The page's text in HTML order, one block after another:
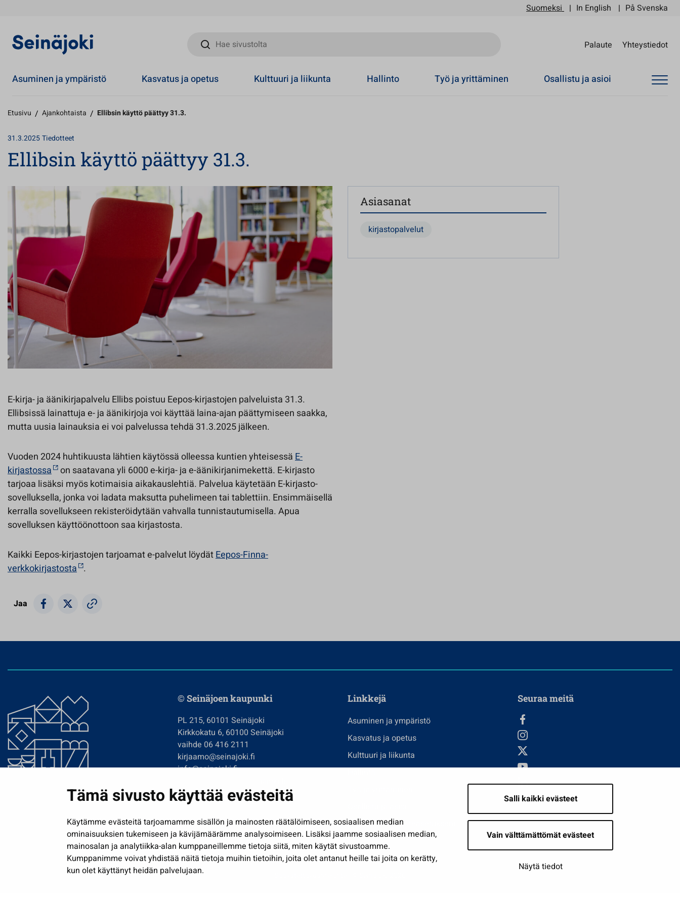
Tämä sivusto käyttää evästeitä
Käytämme evästeitä tarjoamamme sisällön ja mainosten räätälöimiseen, sosiaalisen median
ominaisuuksien tukemiseen ja kävijämäärämme analysoimiseen. Lisäksi jaamme sosiaalisen median,
mainosalan ja analytiikka-alan kumppaneillemme tietoja siitä, miten käytät sivustoamme.
Kumppanimme voivat yhdistää näitä tietoja muihin tietoihin, joita olet antanut heille tai joita on kerätty,
kun olet käyttänyt heidän palvelujaan.
Salli kaikki evästeet
Vain välttämättömät evästeet
Näytä tiedot
Suomeksi In English På Svenska
Hae sivustolta
Palaute Yhteystiedot
Asuminen ja ympäristö Kasvatus ja opetus Kulttuuri ja liikunta Hallinto Työ ja yrittäminen Osallistu ja asioi
Etusivu / Ajankohtaista / Ellibsin käyttö päättyy 31.3.
31.3.2025Tiedotteet
Ellibsin käyttö päättyy 31.3.
E-kirja- ja äänikirjapalvelu Ellibs poistuu Eepos-kirjastojen palveluista 31.3.
Ellibsissä lainattuja e- ja äänikirjoja voi käyttää laina-ajan päättymiseen saakka,
mutta uusia lainauksia ei voi palvelussa tehdä 31.3.2025 jälkeen.
Vuoden 2024 huhtikuusta lähtien käytössä olleessa kuntien yhteisessäE-
kirjastossa
on saatavana yli 6000 e-kirja- ja e-äänikirjanimekettä. E-kirjasto
tarjoaa lisäksi myös kotimaisia aikakauslehtiä. Palvelua käytetään E-kirjasto-
sovelluksella, jonka voi ladata maksutta puhelimeen tai tablettiin. Ensimmäisellä
kerralla sovellukseen rekisteröidytään vahvalla tunnistautumisella. Apua
sovelluksen käyttöönottoon saa kirjastosta.
Kaikki Eepos-kirjastojen tarjoamat e-palvelut löydätEepos-Finna-
verkkokirjastosta .
Jaa
Asiasanat
kirjastopalvelut
© Seinäjoen kaupunki
PL 215, 60101 Seinäjoki
Kirkkokatu 6, 60100 Seinäjoki
vaihde 06 416 2111
kirjaamo@seinajoki.fi
info@seinajoki.fi
Tilaa uutiskirje
Linkkejä
Asuminen ja ympäristö
Kasvatus ja opetus
Kulttuuri ja liikunta
Näytä omat evästeasetukseni
Seuraa meitä